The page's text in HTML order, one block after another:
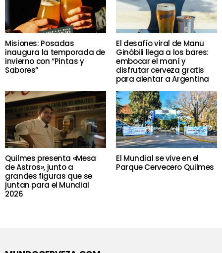
Misiones: Posadas
inaugura la temporada de
invierno con “Pintas y
Sabores”
El desafío viral de Manu
Ginóbili llega a los bares:
embocar el maní y
disfrutar cerveza gratis
para alentar a Argentina
Quilmes presenta «Mesa
de Astros», junto a
grandes figuras que se
juntan para el Mundial
2026
El Mundial se vive en el
Parque Cervecero Quilmes